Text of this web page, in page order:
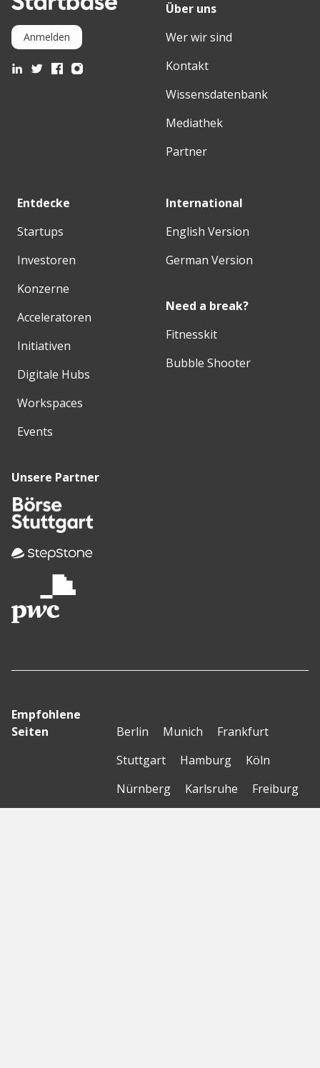
Anmelden
Über uns
Wer wir sind
Kontakt
Wissensdatenbank
Mediathek
Partner
Entdecke
Startups
Investoren
Konzerne
Acceleratoren
Initiativen
Digitale Hubs
Workspaces
Events
International
English Version
German Version
Need a break?
Fitnesskit
Bubble Shooter
Unsere Partner
Empfohlene
Seiten
Berlin Munich
Frankfurt
Stuttgart
Hamburg
Köln
Nürnberg
Karlsruhe Freiburg